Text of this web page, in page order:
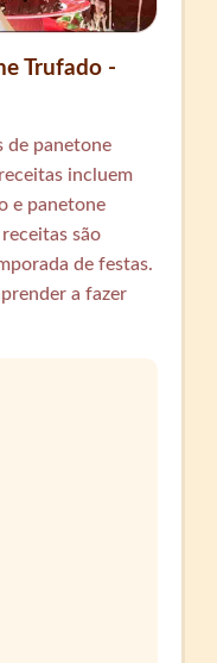
Trufado -
de panetone
incluem
e panetone
são
de festas.
a fazer